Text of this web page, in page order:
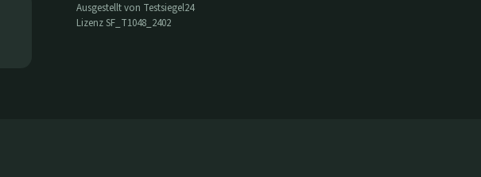
Ausgestellt von Testsiegel24
LizenzSF_T1048_2402